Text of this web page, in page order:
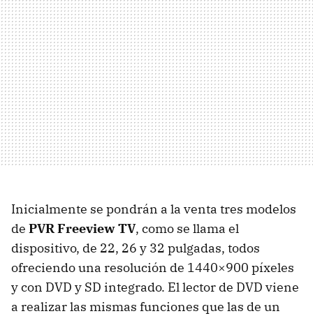
Inicialmente se pondrán a la venta tres modelos
de PVRFreeview TV, como se llama el
dispositivo, de 22, 26 y 32 pulgadas, todos
ofreciendo una resolución de 1440×900 píxeles
y con DVD y SD integrado. El lector de DVD viene
a realizar las mismas funciones que las de un